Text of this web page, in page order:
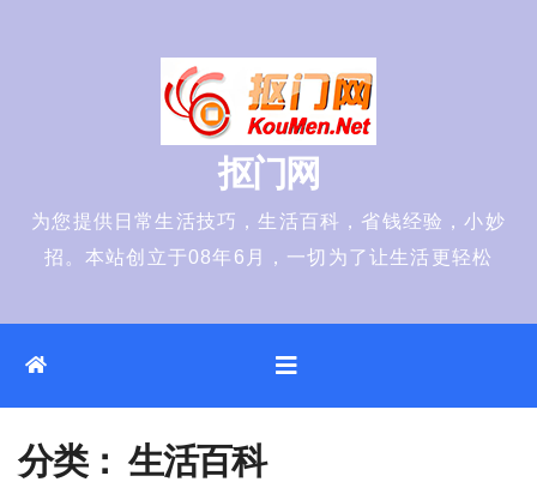
抠门网
为您提供日常生活技巧，生活百科，省钱经验，小妙
招。本站创立于08年6月，一切为了让生活更轻松
分类： 生活百科